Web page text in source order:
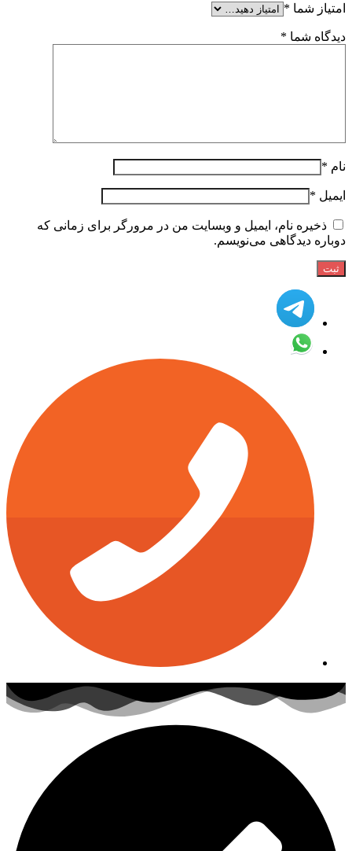
امتیاز شما *
دیدگاه شما *
نام *
ایمیل *
ذخیره نام، ایمیل و وبسایت من در مرورگر برای زمانی که
دوباره دیدگاهی می‌نویسم.